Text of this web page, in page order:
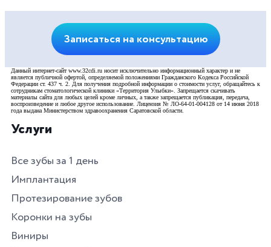
Записаться на консультацию
Данный интернет-сайт www.32cdi.ru носит исключительно информационный характер и не
является публичной офертой, определяемой положениями Гражданского Кодекса Российской
Федерации ст. 437 ч. 2. Для получения подробной информации о стоимости услуг, обращайтесь к
сотрудникам стоматологической клиники «Территория Улыбки». Запрещается скачивать
материалы сайта для любых целей кроме личных, а также запрещается публикация, передача,
воспроизведение и любое другое использование. Лицензия № ЛО-64-01-004128 от 14 июня 2018
года выдана Министерством здравоохранения Саратовской области.
Услуги
Все зубы за 1 день
Имплантация
Протезирование зубов
Коронки на зубы
Виниры